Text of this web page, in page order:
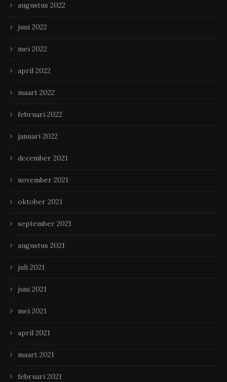
augustus 2022
juni 2022
mei 2022
april 2022
maart 2022
februari 2022
januari 2022
december 2021
november 2021
oktober 2021
september 2021
augustus 2021
juli 2021
juni 2021
mei 2021
april 2021
maart 2021
februari 2021